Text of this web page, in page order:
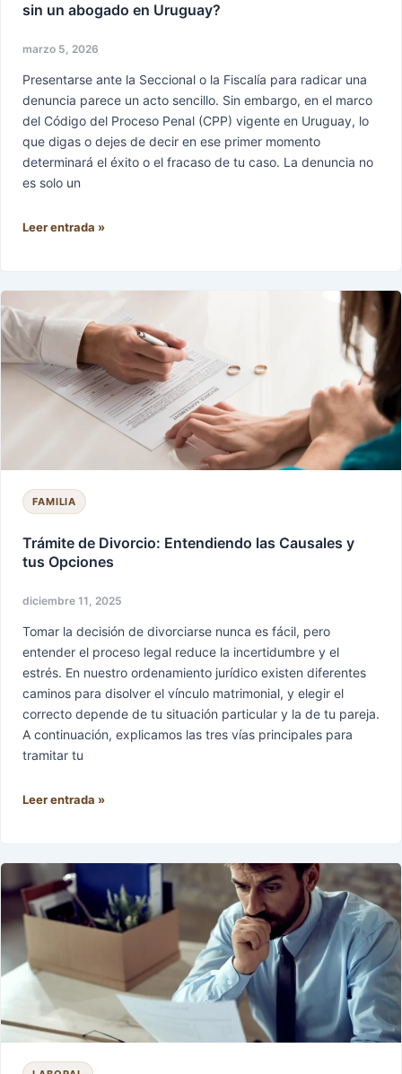
sin un abogado en Uruguay?
marzo 5, 2026
Presentarse ante la Seccional o la Fiscalía para radicar una
denuncia parece un acto sencillo. Sin embargo, en el marco
del Código del Proceso Penal (CPP) vigente en Uruguay, lo
que digas o dejes de decir en ese primer momento
determinará el éxito o el fracaso de tu caso. La denuncia no
es solo un
Leer entrada »
FAMILIA
Trámite de Divorcio: Entendiendo las Causales y
tus Opciones
diciembre 11, 2025
Tomar la decisión de divorciarse nunca es fácil, pero
entender el proceso legal reduce la incertidumbre y el
estrés. En nuestro ordenamiento jurídico existen diferentes
caminos para disolver el vínculo matrimonial, y elegir el
correcto depende de tu situación particular y la de tu pareja.
A continuación, explicamos las tres vías principales para
tramitar tu
de
Divorcio:
Entendiendo
las
Causales
Leer entrada »
¿Te
despidieron?
Conoce
tus
y
asegura
cobro
de
tu